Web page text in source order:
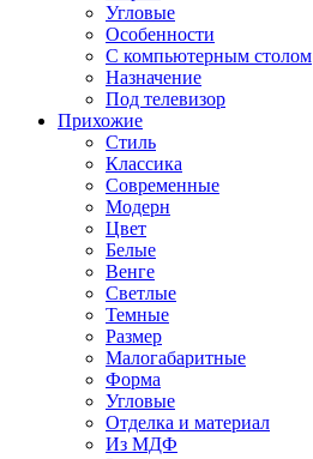
Угловые
Особенности
С компьютерным столом
Назначение
Под телевизор
Прихожие
Стиль
Классика
Современные
Модерн
Цвет
Белые
Венге
Светлые
Темные
Размер
Малогабаритные
Форма
Угловые
Отделка и материал
Из МДФ